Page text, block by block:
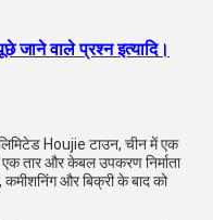
जाने वाले प्रश्न इत्यादि।
Houjie टाउन, चीन में एक
एक तार और केबल उपकरण निर्माता
और बिक्री के बाद को